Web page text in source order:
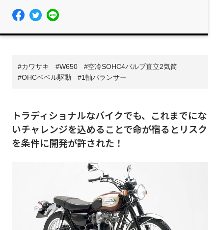
カワサキ W650
空冷SOHC4バルブ直立2気筒
OHCベベル駆動
1軸バランサー
トラディショナルなバイクでも、これまでにな
いチャレンジを込めることで命が宿るとリスク
を条件に開発が許された！